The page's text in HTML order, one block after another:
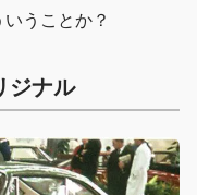
うことか？
ジナル